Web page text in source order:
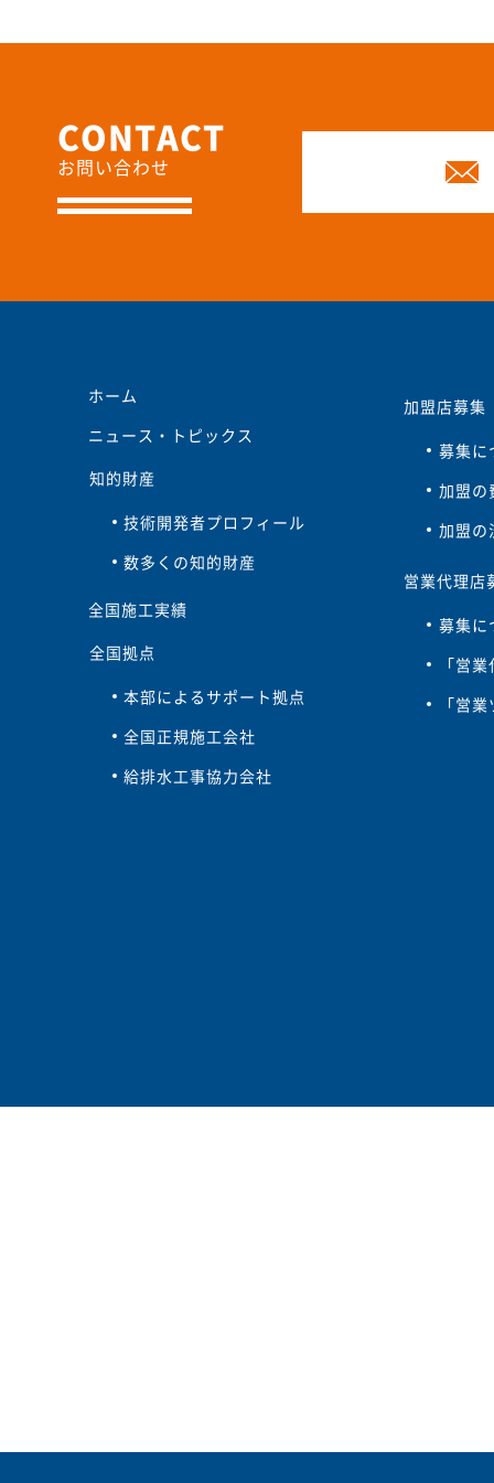
お問い合わせ
ホーム
ニュース・トピックス
知的財産
技術開発者プロフィール
数多くの知的財産
全国施工実績
全国拠点
本部によるサポート拠点
全国正規施工会社
給排水工事協力会社
加盟店募集
募集に
加盟の
加盟の
営業代理店
募集に
「営
「営